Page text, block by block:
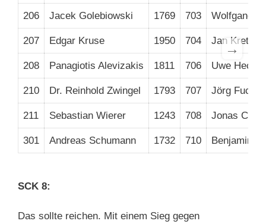
206 Jacek Golebiowski 1769 703 Wolfgang
207 Edgar Kruse 1950 704 Jan
208 Panagiotis Alevizakis 1811 706 Uwe Hecht
210 Dr. Reinhold Zwingel 1793 707 Jörg Fuchs
211 Sebastian Wierer 1243 708 Jonas
301 Andreas Schumann 1732 710 Benjamin
→
SCK 8:
Das sollte reichen. Mit einem Sieg gegen